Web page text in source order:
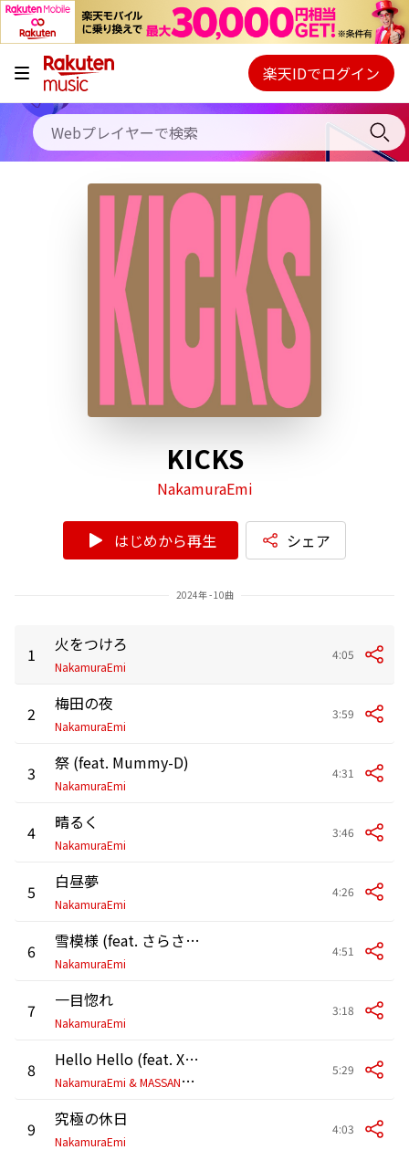
キャンペーン
料金プラン
使い方
初回30日間無料お試し
Webプレイヤー
ご契約内容の確認・変更
楽天IDでログイン
KICKS
NakamuraEmi
はじめから再生 シェア
2024年 - 10曲
1 火をつけろ
NakamuraEmi
4:05
2 梅田の夜
NakamuraEmi
3:59
3 祭 (feat. Mummy-D)
NakamuraEmi
4:31
4 晴るく
NakamuraEmi
3:46
5 白昼夢
NakamuraEmi
4:26
6 雪模様 (feat. さらさ & 伊澤一葉)
NakamuraEmi
4:51
7 一目惚れ
NakamuraEmi
3:18
8
Hello Hello (feat. XinU)
N
akamuraEmi & MASSAN×BASHIRY
5:29
9 究極の休日
NakamuraEmi
4:03